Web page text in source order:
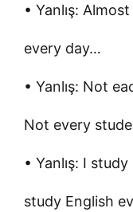
• Yanlış:
every day…
• Yanlış: Not
Not every
• Yanlış: I
study English